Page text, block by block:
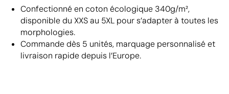
Confectionné en coton écologique 340g/m²,
disponible du XXS au 5XL pour s’adapter à toutes les
morphologies.
Commande dès 5 unités, marquage personnalisé et
livraison rapide depuis l’Europe.